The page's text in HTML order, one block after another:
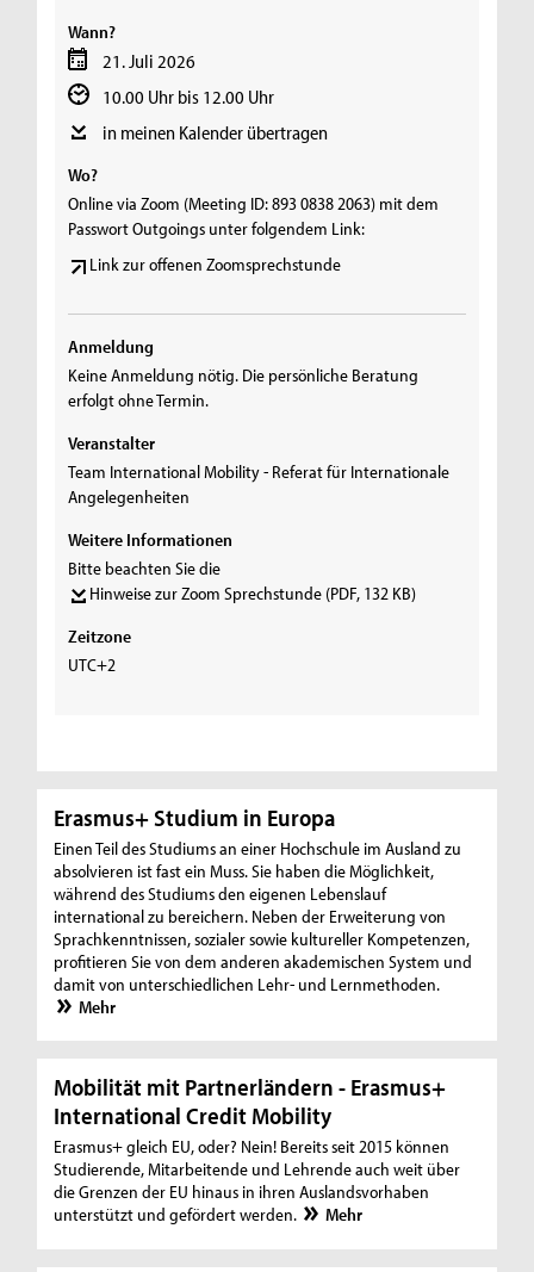
Wann?
21. Juli 2026
10.00 Uhr bis 12.00 Uhr
in meinen Kalender übertragen
Wo?
Online via Zoom (Meeting ID: 893 0838 2063) mit dem
Passwort Outgoings unter folgendem Link:
Link zur offenen Zoomsprechstunde
Anmeldung
Keine Anmeldung nötig. Die persönliche Beratung
erfolgt ohne Termin.
Veranstalter
Team International Mobility - Referat für Internationale
Angelegenheiten
Weitere Informationen
Bitte beachten Sie die
Hinweise zur Zoom Sprechstunde (PDF, 132 KB)
Zeitzone
UTC+2
Erasmus+ Studium in Europa
Einen Teil des Studiums an einer Hochschule im Ausland zu
absolvieren ist fast ein Muss. Sie haben die Möglichkeit,
während des Studiums den eigenen Lebenslauf
international zu bereichern. Neben der Erweiterung von
Sprachkenntnissen, sozialer sowie kultureller Kompetenzen,
profitieren Sie von dem anderen akademischen System und
damit von unterschiedlichen Lehr- und Lernmethoden.
Mehr
Mobilität mit Partnerländern - Erasmus+
International Credit Mobility
Erasmus+ gleich EU, oder? Nein! Bereits seit 2015 können
Studierende, Mitarbeitende und Lehrende auch weit über
die Grenzen der EU hinaus in ihren Auslandsvorhaben
unterstützt und gefördert werden.
Mehr